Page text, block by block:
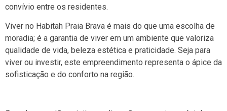
convívio entre os residentes.
Viver no Habitah Praia Brava é mais do que uma escolha de
moradia; é a garantia de viver em um ambiente que valoriza
qualidade de vida, beleza estética e praticidade. Seja para
viver ou investir, este empreendimento representa o ápice da
sofisticação e do conforto na região.